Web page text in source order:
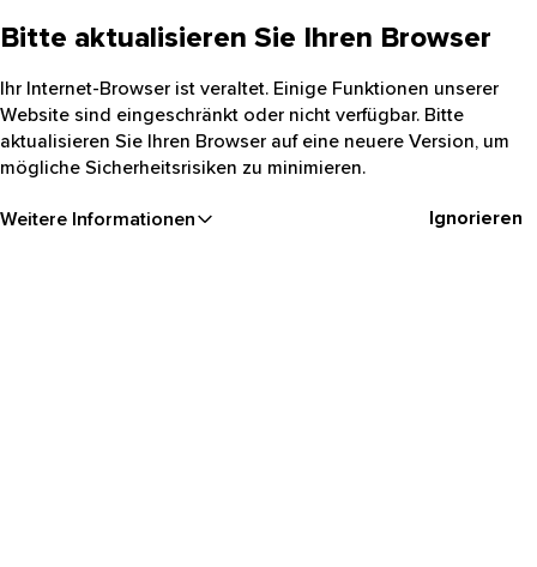
Bitte aktualisieren Sie Ihren Browser
Ihr Internet-Browser ist veraltet. Einige Funktionen unserer
Website sind eingeschränkt oder nicht verfügbar. Bitte
aktualisieren Sie Ihren Browser auf eine neuere Version, um
mögliche Sicherheitsrisiken zu minimieren.
Weitere Informationen Ignorieren